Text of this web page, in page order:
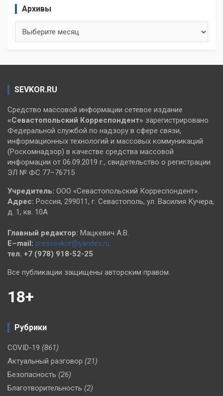
Архивы
SEVKOR.RU
Средство массовой информации сетевое издание
«Севастопольский Корреспондент» зарегистрировано
Федеральной службой по надзору в сфере связи,
информационных технологий и массовых коммуникаций
(Роскомнадзор) в качестве средства массовой
информации от 06.09.2019 г., свидетельство о регистрации
ЭЛ № ФС 77–76715
Учредитель: ООО «Севастопольский Корреспондент».
Адрес: Россия, 299011, г. Севастополь, ул. Василия Кучера,
д. 1, кв. 10А
Главный редактор: Мацкевич А.В.
E–mail: pressevkor@yandex.ru
тел. +7 (978) 918-52-25
Все публикации защищены авторским правом.
18+
Рубрики
COVID-19 (861)
Актуальный разговор (21)
Безопасность (26)
Благотворительность (2)